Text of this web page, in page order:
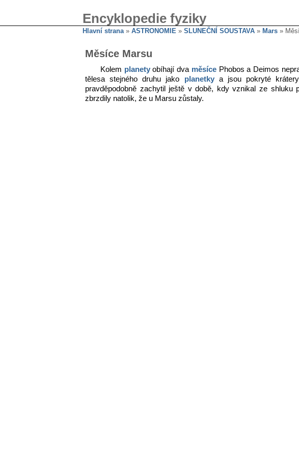
Encyklopedie fyziky
Hlavní strana» ASTRONOMIE » SLUNEČNÍ SOUSTAVA » Mars »
Měsíce Marsu
Kolem planetyobíhají dva měsícePhobos a Deimos
tělesa stejného druhu jako planetkya jsou pokryté
pravděpodobně zachytil ještě v době, kdy vznikal ze
zbrzdily natolik, že u Marsu zůstaly.